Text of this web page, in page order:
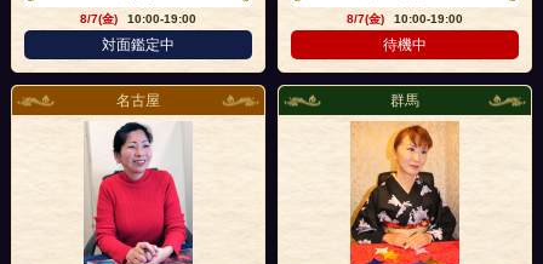
8/7(金)
10:00-19:00
対面鑑定中
8/7(金)
10:00-19:00
待機中
名古屋 群馬